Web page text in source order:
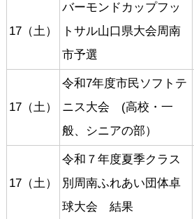
17（土）
バーモンドカップフッ
トサル山口県大会周南
市予選
17（土）
令和7年度市民ソフトテ
ニス大会 (高校・一
般、シニアの部）
17（土）
令和７年度夏季クラス
別周南ふれあい団体卓
球大会 結果